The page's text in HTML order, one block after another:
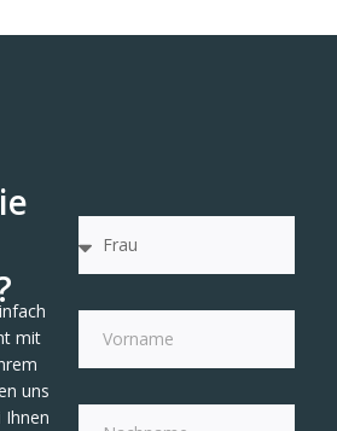
mit
uns
Ihnen